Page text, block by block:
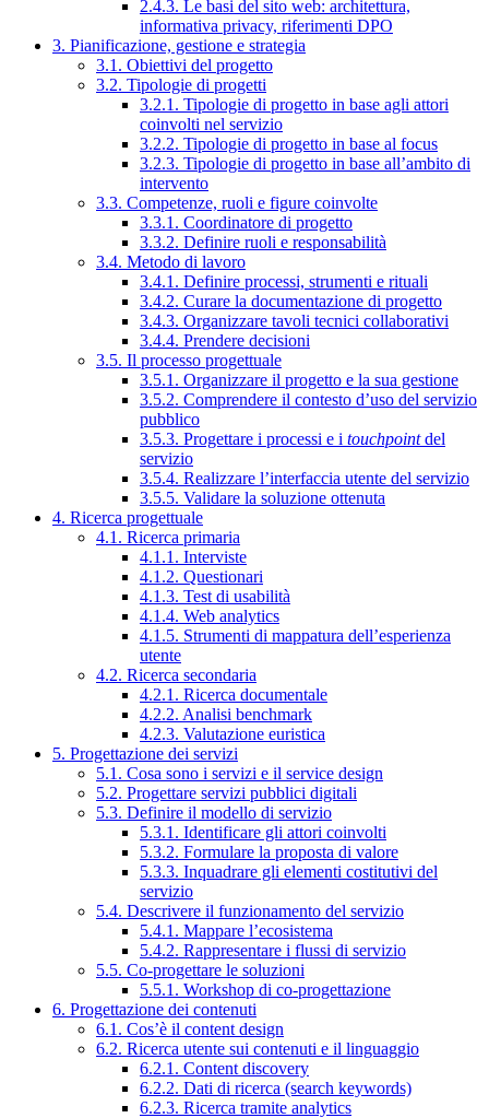
2.4.3. Le basi del sito web: architettura,
informativa privacy, riferimenti DPO
3. Pianificazione, gestione e strategia
3.1. Obiettivi del progetto
3.2. Tipologie di progetti
3.2.1. Tipologie di progetto in base agli attori
coinvolti nel servizio
3.2.2. Tipologie di progetto in base al focus
3.2.3. Tipologie di progetto in base all’ambito di
intervento
3.3. Competenze, ruoli e figure coinvolte
3.3.1. Coordinatore di progetto
3.3.2. Definire ruoli e responsabilità
3.4. Metodo di lavoro
3.4.1. Definire processi, strumenti e rituali
3.4.2. Curare la documentazione di progetto
3.4.3. Organizzare tavoli tecnici collaborativi
3.4.4. Prendere decisioni
3.5. Il processo progettuale
3.5.1. Organizzare il progetto e la sua gestione
3.5.2. Comprendere il contesto d’uso del servizio
pubblico
3.5.3. Progettare i processi e i touchpointdel
servizio
3.5.4. Realizzare l’interfaccia utente del servizio
3.5.5. Validare la soluzione ottenuta
4. Ricerca progettuale
4.1. Ricerca primaria
4.1.1. Interviste
4.1.2. Questionari
4.1.3. Test di usabilità
4.1.4. Web analytics
4.1.5. Strumenti di mappatura dell’esperienza
utente
4.2. Ricerca secondaria
4.2.1. Ricerca documentale
4.2.2. Analisi benchmark
4.2.3. Valutazione euristica
5. Progettazione dei servizi
5.1. Cosa sono i servizi e il service design
5.2. Progettare servizi pubblici digitali
5.3. Definire il modello di servizio
5.3.1. Identificare gli attori coinvolti
5.3.2. Formulare la proposta di valore
5.3.3. Inquadrare gli elementi costitutivi del
servizio
5.4. Descrivere il funzionamento del servizio
5.4.1. Mappare l’ecosistema
5.4.2. Rappresentare i flussi di servizio
5.5. Co-progettare le soluzioni
5.5.1. Workshop di co-progettazione
6. Progettazione dei contenuti
6.1. Cos’è il content design
6.2. Ricerca utente sui contenuti e il linguaggio
6.2.1. Content discovery
6.2.2. Dati di ricerca (search keywords)
6.2.3. Ricerca tramite analytics